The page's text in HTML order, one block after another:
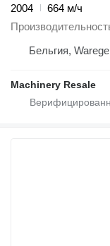
2004
664 м/ч
Бельгия,
Machinery Resale